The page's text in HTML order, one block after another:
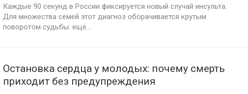
Каждые 90 секунд в России фиксируется новый случай инсульта.
Для множества семей этот диагноз оборачивается крутым
поворотом судьбы: ещё...
Остановка сердца у молодых: почему смерть
приходит без предупреждения